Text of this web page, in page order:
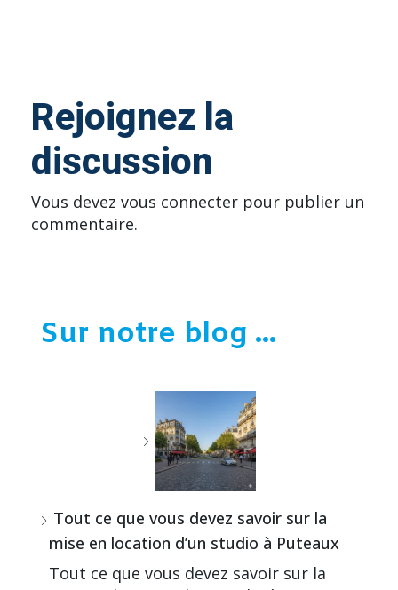
Rejoignez la
discussion
Vous devez vous connecter pour publier un
commentaire.
Sur notre blog ...
Tout ce que vous devez savoir sur la
mise en location d’un studio à Puteaux
Tout ce que vous devez savoir sur la